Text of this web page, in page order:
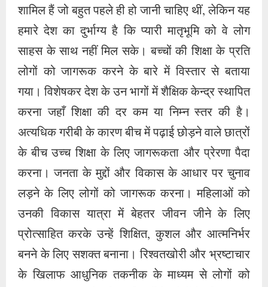
शामिल हैं जो बहुत पहले ही हो जानी चाहिए थीं, लेकिन यह
हमारे देश का दुर्भाग्य है कि प्यारी मातृभूमि को वे लोग
साहस के साथ नहीं मिल सके। बच्चों की शिक्षा के प्रति
लोगों को जागरूक करने के बारे में विस्तार से बताया
गया। विशेषकर देश के उन भागों में शैक्षिक केन्द्र स्थापित
करना जहाँ शिक्षा की दर कम या निम्न स्तर की है।
अत्यधिक गरीबी के कारण बीच में पढ़ाई छोड़ने वाले छात्रों
के बीच उच्च शिक्षा के लिए जागरूकता और प्रेरणा पैदा
करना। जनता के मुद्दों और विकास के आधार पर चुनाव
लड़ने के लिए लोगों को जागरूक करना। महिलाओं को
उनकी विकास यात्रा में बेहतर जीवन जीने के लिए
प्रोत्साहित करके उन्हें शिक्षित, कुशल और आत्मनिर्भर
बनने के लिए सशक्त बनाना। रिश्वतखोरी और भ्रष्टाचार
के खिलाफ आधुनिक तकनीक के माध्यम से लोगों को